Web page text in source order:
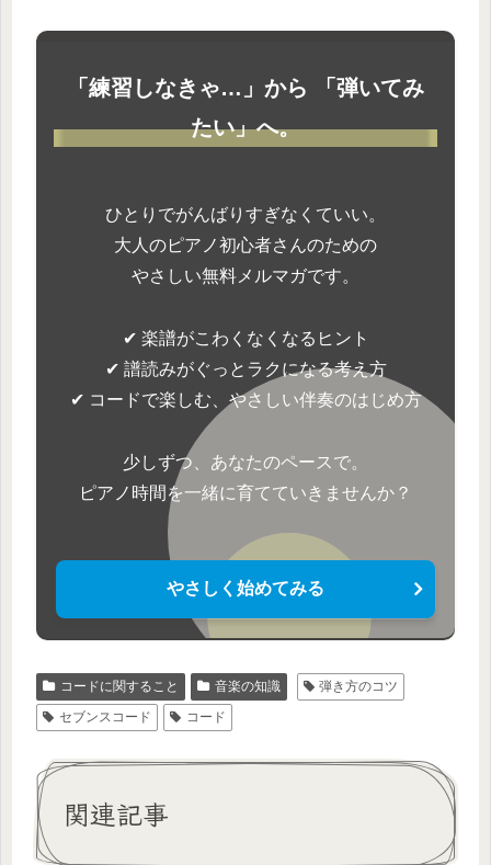
「練習しなきゃ…」から 「弾いてみ
たい」へ。
ひとりでがんばりすぎなくていい。
大人のピアノ初心者さんのための
やさしい無料メルマガです。
✔ 楽譜がこわくなくなるヒント
✔ 譜読みがぐっとラクになる考え方
✔ コードで楽しむ、やさしい伴奏のはじめ方
少しずつ、あなたのペースで。
ピアノ時間を一緒に育てていきませんか？
やさしく始めてみる
コードに関すること 音楽の知識
弾き方のコツ
セブンスコード
コード
関連記事